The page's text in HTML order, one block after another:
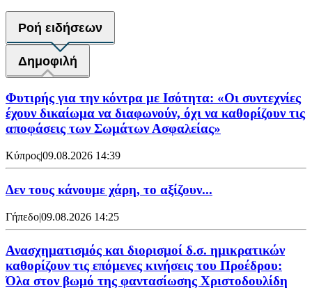
Ροή ειδήσεων
Δημοφιλή
Φυτιρής για την κόντρα με Ισότητα: «Οι συντεχνίες
έχουν δικαίωμα να διαφωνούν, όχι να καθορίζουν τις
αποφάσεις των Σωμάτων Ασφαλείας»
Κύπρος|09.08.2026 14:39
Δεν τους κάνουμε χάρη, το αξίζουν...
Γήπεδο|09.08.2026 14:25
Ανασχηματισμός και διορισμοί δ.σ. ημικρατικών
καθορίζουν τις επόμενες κινήσεις του Προέδρου:
Όλα στον βωμό της φαντασίωσης Χριστοδουλίδη